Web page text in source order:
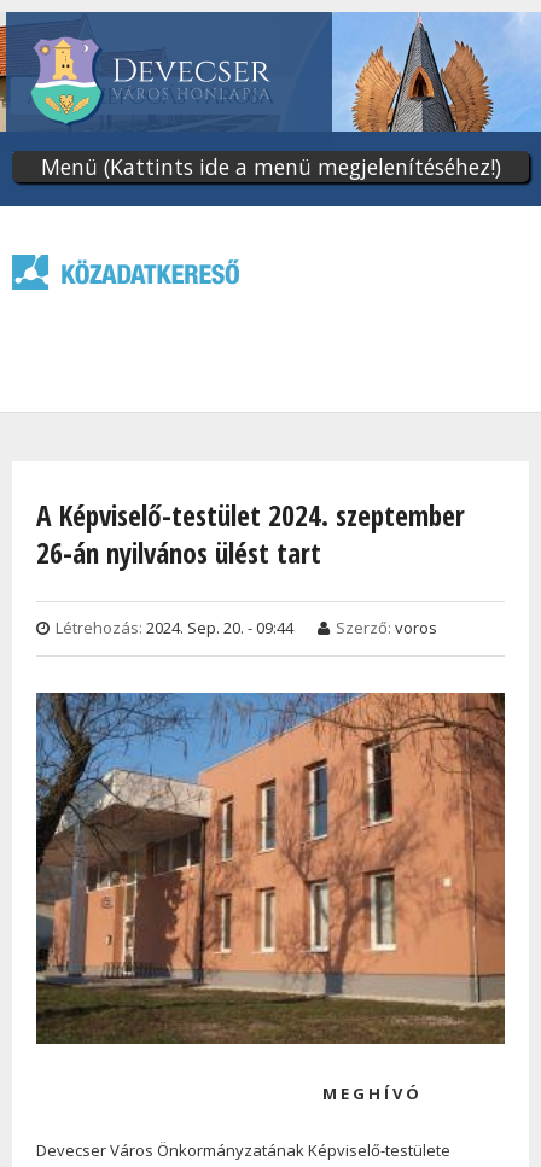
tartalomra
Menü (Kattints ide a menü megjelenítéséhez!)
A Képviselő-testület 2024. szeptember
26-án nyilvános ülést tart
Létrehozás: 2024. Sep. 20. - 09:44 Szerző: voros
M E G H ÍV Ó
Devecser Város Önkormányzatának Képviselő-testülete